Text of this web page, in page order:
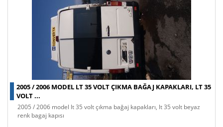
2005 / 2006 MODEL LT 35 VOLT ÇIKMA BAĞAJ KAPAKLARI, LT 35
VOLT ...
2005 / 2006 model lt 35 volt çıkma bağaj kapakları, lt 35 volt beyaz
renk bagaj kapısı